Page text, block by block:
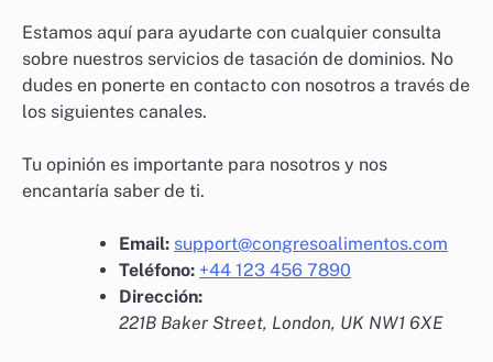
Estamos aquí para ayudarte con cualquier consulta
sobre nuestros servicios de tasación de dominios. No
dudes en ponerte en contacto con nosotros a través de
los siguientes canales.
Tu opinión es importante para nosotros y nos
encantaría saber de ti.
Email: support@congresoalimentos.com
Teléfono: +44 123 456 7890
Dirección:
221B Baker Street, London, UK NW1 6XE